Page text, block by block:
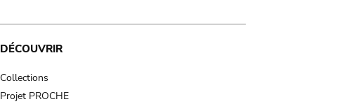
DÉCOUVRIR
Collections
Projet PROCHE